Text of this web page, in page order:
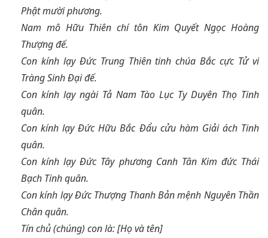
Phật mười phương.
Nam mô Hữu Thiên chí tôn Kim Quyết Ngọc Hoàng
Thượng đế.
Con kính lạy Đức Trung Thiên tinh chúa Bắc cực Tử vi
Tràng Sinh Đại đế.
Con kính lạy ngài Tả Nam Tào Lục Ty Duyên Thọ Tinh
quân.
Con kính lạy Đức Hữu Bắc Đẩu cửu hàm Giải ách Tinh
quân.
Con kính lạy Đức Tây phương Canh Tân Kim đức Thái
Bạch Tinh quân.
Con kính lạy Đức Thượng Thanh Bản mệnh Nguyên Thần
Chân quân.
Tín chủ (chúng) con là: [Họ và tên]